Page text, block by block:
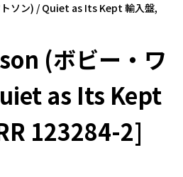
ソン) / Quiet as Its Kept 輸入盤,
(ボビー・ワ
as Its Kept
123284-2]